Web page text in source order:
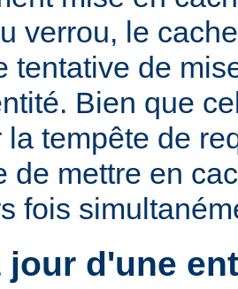
verrou, le
tentative de
Bien que
la tempête de
de mettre en
fois
jour d'une